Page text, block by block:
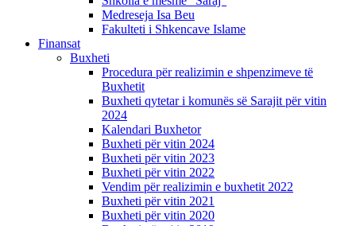
Medreseja Isa Beu
Fakulteti i Shkencave Islame
Finansat
Buxheti
Procedura për realizimin e shpenzimeve të
Buxhetit
Buxheti qytetar i komunës së Sarajit për vitin
2024
Kalendari Buxhetor
Buxheti për vitin 2024
Buxheti për vitin 2023
Buxheti për vitin 2022
Vendim për realizimin e buxhetit 2022
Buxheti për vitin 2021
Buxheti për vitin 2020